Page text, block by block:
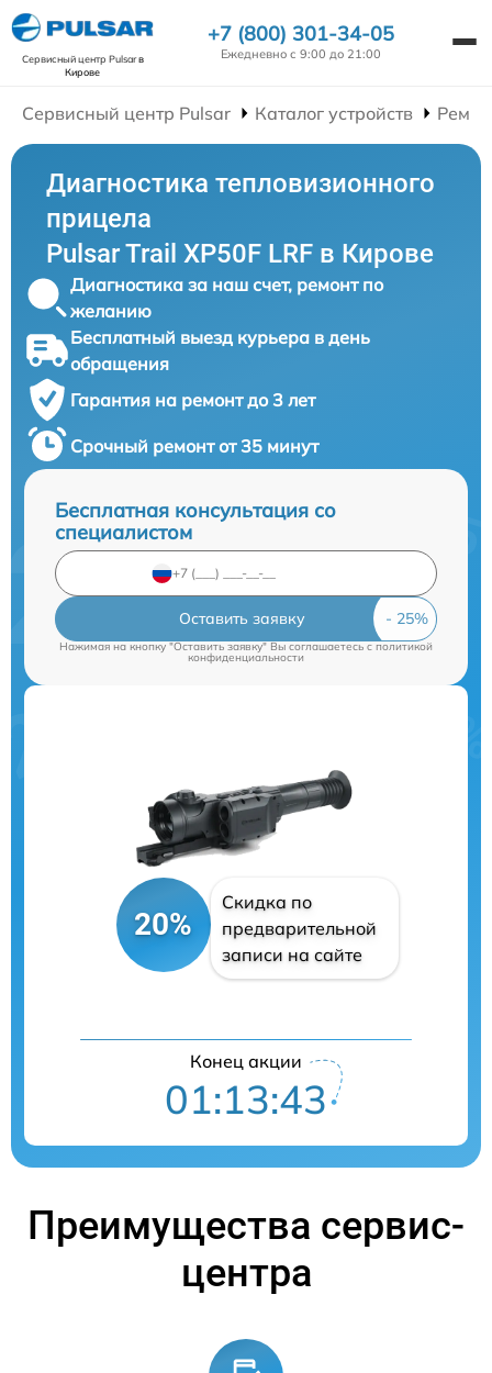
Сервисный центр Pulsarв
Кирове
+7 (800) 301-34-05
Ежедневно с 9:00 до 21:00
Сервисный центр Pulsar Каталог устройств
Диагностика тепловизионного
прицела
Pulsar Trail XP50F LRF в Кирове
Диагностика за наш счет, ремонт по
желанию
Бесплатный выезд курьера в день
обращения
Гарантия на ремонт до 3 лет
Срочный ремонт от 35 минут
Бесплатная консультация со
специалистом
Оставить заявку
Нажимая на кнопку "Оставить заявку" Вы соглашаетесь cполитикой
конфиденциальности
20%
Скидка по
предварительной
записи на сайте
Конец акции
01:13:42
Преимущества сервис-
центра